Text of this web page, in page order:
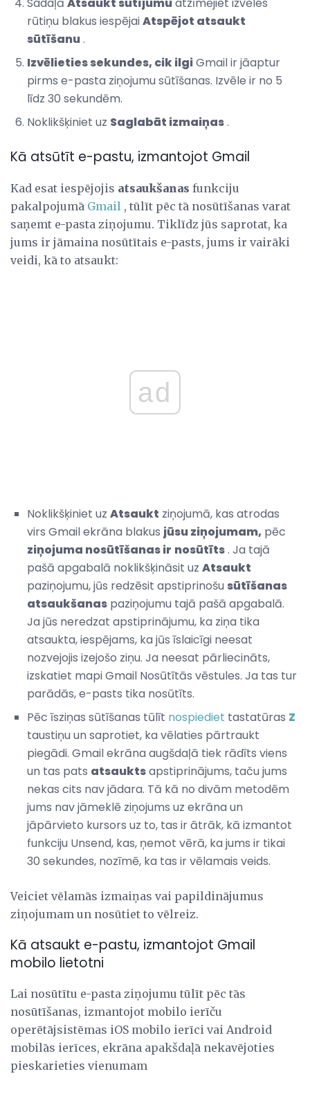
Sadaļā Atsaukt sūtījumuatzīmējiet izvēles
rūtiņu blakus iespējaiAtspējot atsaukt
sūtīšanu.
Izvēlieties sekundes, cik ilgiGmail ir jāaptur
pirms e-pasta ziņojumu sūtīšanas. Izvēle ir no 5
līdz 30 sekundēm.
Noklikšķiniet uz Saglabāt izmaiņas.
Kā atsūtīt e-pastu, izmantojot Gmail
Kad esat iespējojis atsaukšanas funkciju
pakalpojumā Gmail , tūlīt pēc tā nosūtīšanas varat
saņemt e-pasta ziņojumu. Tiklīdz jūs saprotat, ka
jums ir jāmaina nosūtītais e-pasts, jums ir vairāki
veidi, kā to atsaukt:
ad
Noklikšķiniet uz Atsaukt ziņojumā, kas atrodas
virs Gmail ekrāna blakus jūsu ziņojumam, pēc
ziņojuma nosūtīšanas ir nosūtīts. Ja tajā
pašā apgabalā noklikšķināsit uz Atsaukt
paziņojumu, jūs redzēsit apstiprinošu sūtīšanas
atsaukšanas paziņojumu tajā pašā apgabalā.
Ja jūs neredzat apstiprinājumu, ka ziņa tika
atsaukta, iespējams, ka jūs īslaicīgi neesat
nozvejojis izejošo ziņu. Ja neesat pārliecināts,
izskatiet mapi Gmail Nosūtītās vēstules. Ja tas tur
parādās, e-pasts tika nosūtīts.
Pēc īsziņas sūtīšanas tūlīt nospiediet tastatūras Z
taustiņu un saprotiet, ka vēlaties pārtraukt
piegādi. Gmail ekrāna augšdaļā tiek rādīts viens
un tas pats atsauktsapstiprinājums, taču jums
nekas cits nav jādara. Tā kā no divām metodēm
jums nav jāmeklē ziņojums uz ekrāna un
jāpārvieto kursors uz to, tas ir ātrāk, kā izmantot
funkciju Unsend, kas, ņemot vērā, ka jums ir tikai
30 sekundes, nozīmē, ka tas ir vēlamais veids.
Veiciet vēlamās izmaiņas vai papildinājumus
ziņojumam un nosūtiet to vēlreiz.
Kā atsaukt e-pastu, izmantojot Gmail
mobilo lietotni
Lai nosūtītu e-pasta ziņojumu tūlīt pēc tās
nosūtīšanas, izmantojot mobilo ierīču
operētājsistēmas iOS mobilo ierīci vai Android
mobilās ierīces, ekrāna apakšdaļā nekavējoties
pieskarieties vienumam